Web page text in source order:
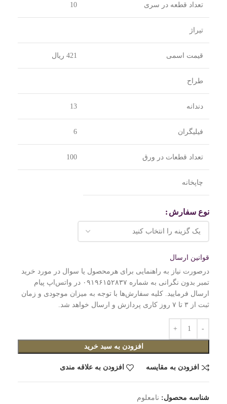
تعداد قطعه در سری 10
تیراژ
قیمت اسمی 421 ریال
طراح
دندانه 13
فیلیگران 6
تعداد قطعات در ورق 100
چاپخانه
نوع سفارش
قوانین ارسال
درصورت نیاز به راهنمایی برای هرمحصول یا سوال در مورد خرید
تمبر بدون نگرانی به شماره ۰۹۱۹۶۱۵۲۸۳۷ در واتس‌اپ پیام
ارسال فرمایید. کلیه سفارش‌ها با توجه به میزان موجودی و زمان
ثبت از ۳ تا ۷ روز کاری پردازش و ارسال خواهد شد.
افزودن به سبد خرید
افزودن به مقایسه افزودن به علاقه مندی
شناسه محصول: نامعلوم